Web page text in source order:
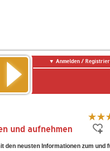
Anmelden /
und aufnehmen
den neusten Informationen zum und